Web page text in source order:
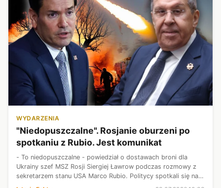
WYDARZENIA
"Niedopuszczalne". Rosjanie oburzeni po
spotkaniu z Rubio. Jest komunikat
- To niedopuszczalne - powiedział o dostawach broni dla
Ukrainy szef MSZ Rosji Siergiej Ławrow podczas rozmowy z
sekretarzem stanu USA Marco Rubio. Politycy spotkali się na